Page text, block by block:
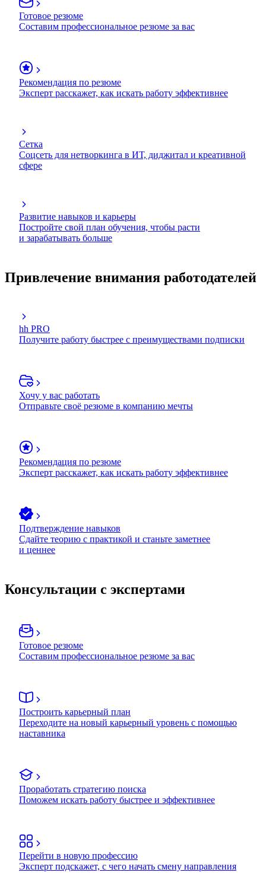
Готовое резюме
Составим профессиональное резюме за вас
Рекомендация по резюме
Эксперт расскажет, как искать работу эффективнее
Сетка
Соцсеть для нетворкинга в ИТ, диджитал и креативной
сфере
Развитие навыков и карьеры
Постройте свой план обучения, чтобы расти
и зарабатывать больше
Привлечение внимания работодателей
hh PRO
Получите работу быстрее с преимуществами подписки
Хочу у вас работать
Отправьте своё резюме в компанию мечты
Рекомендация по резюме
Эксперт расскажет, как искать работу эффективнее
Подтверждение навыков
Сдайте теорию с практикой и станьте заметнее
и ценнее
Консультации с экспертами
Готовое резюме
Составим профессиональное резюме за вас
Построить карьерный план
Переходите на новый карьерный уровень с помощью
наставника
Проработать стратегию поиска
Поможем искать работу быстрее и эффективнее
Перейти в новую профессию
Эксперт подскажет, с чего начать смену направления